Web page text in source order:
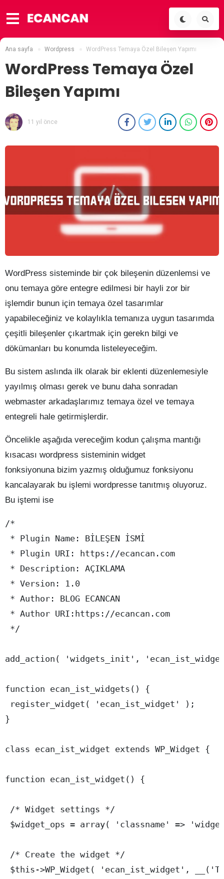
Ana sayfa Wordpress WordPress Temaya Özel Bileşen Yapımı
WordPress Temaya Özel
Bileşen Yapımı
11 yıl önce
WordPress sisteminde bir çok bileşenin düzenlemsi ve
onu temaya göre entegre edilmesi bir hayli zor bir
işlemdir bunun için temaya özel tasarımlar
yapabileceğiniz ve kolaylıkla temanıza uygun tasarımda
çeşitli bileşenler çıkartmak için gerekn bilgi ve
dökümanları bu konumda listeleyeceğim.
Bu sistem aslında ilk olarak bir eklenti düzenlemesiyle
yayılmış olması gerek ve bunu daha sonradan
webmaster arkadaşlarımız temaya özel ve temaya
entegreli hale getirmişlerdir.
Öncelikle aşağıda vereceğim kodun çalışma mantığı
kısacası wordpress sisteminin widget
fonksiyonuna bizim yazmış olduğumuz fonksiyonu
kancalayarak bu işlemi wordpresse tanıtmış oluyoruz.
Bu iştemi ise
/*
* Plugin Name: BİLEŞEN İSMİ
* Plugin URI: https://ecancan.com
* Description: AÇIKLAMA
* Version: 1.0
* Author: BLOG ECANCAN
* Author URI:https://ecancan.com
*/
add_action( 'widgets_init',
function ecan_ist_widgets() {
register_widget( 'ecan_ist_widget' );
}
class ecan_ist_widget extends WP_Widget {
function ecan_ist_widget() {
/* Widget settings */
$widget_ops = array( 'classname' =>
/* Create the widget */
$this->WP_Widget( 'ecan_ist_widget',